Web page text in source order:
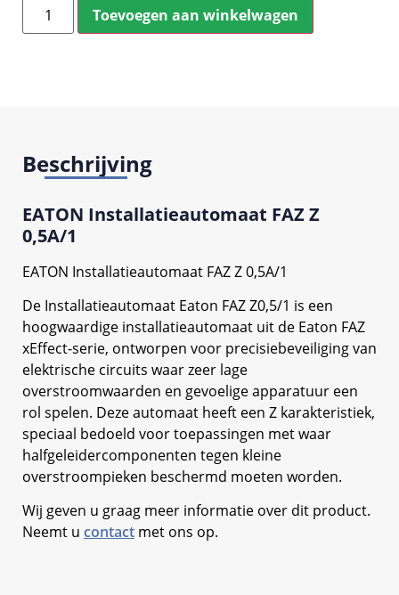
Toevoegen aan winkelwagen
Beschrijving
EATON Installatieautomaat FAZ Z
0,5A/1
EATON Installatieautomaat FAZ Z 0,5A/1
De Installatieautomaat Eaton FAZ Z0,5/1 is een
hoogwaardige installatieautomaat uit de Eaton FAZ
xEffect-serie, ontworpen voor precisiebeveiliging van
elektrische circuits waar zeer lage
overstroomwaarden en gevoelige apparatuur een
rol spelen. Deze automaat heeft een Z karakteristiek,
speciaal bedoeld voor toepassingen met waar
halfgeleidercomponenten tegen kleine
overstroompieken beschermd moeten worden.
Wij geven u graag meer informatie over dit product.
Neemt u contact met ons op.